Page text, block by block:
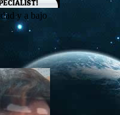
y a bajo